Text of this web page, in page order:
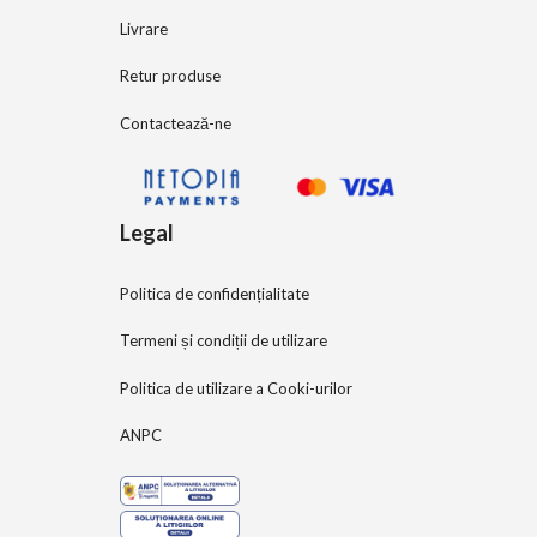
Livrare
Retur produse
Contactează-ne
Legal
Politica de confidențialitate
Termeni și condiții de utilizare
Politica de utilizare a Cooki-urilor
ANPC